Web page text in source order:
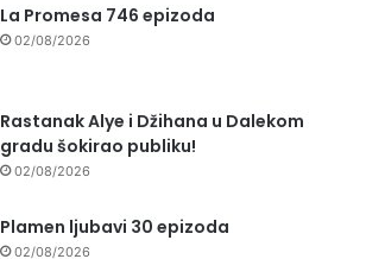
La Promesa 746 epizoda
02/08/2026
Rastanak Alye i Džihana u Dalekom
gradu šokirao publiku!
02/08/2026
Plamen ljubavi 30 epizoda
02/08/2026